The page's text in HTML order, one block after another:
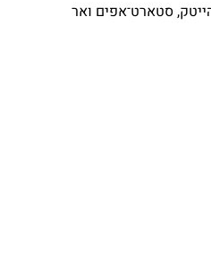
סטארט־אפים ואר